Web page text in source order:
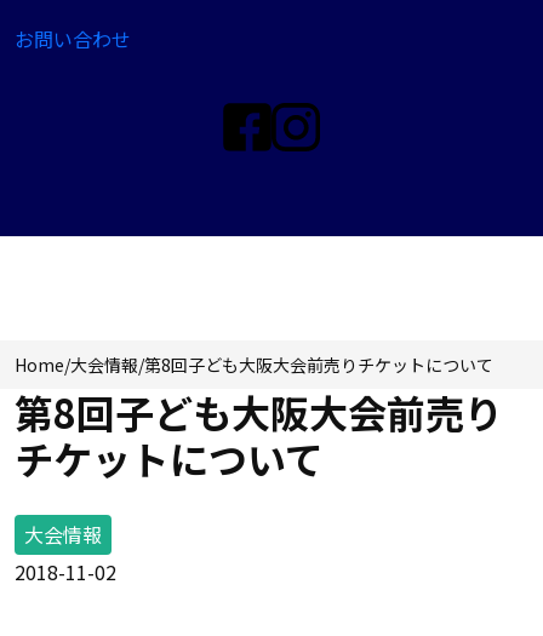
お問い合わせ
Home/大会情報/第8回子ども大阪大会前売りチケットについて
第8回子ども大阪大会前売り
チケットについて
大会情報
2018-11-02